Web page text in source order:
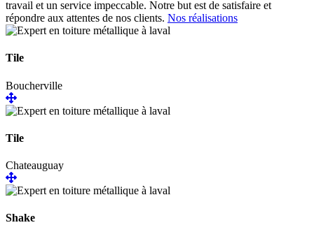
travail et un service impeccable. Notre but est de satisfaire et
répondre aux attentes de nos clients. Nos réalisations
Tile
Boucherville
Tile
Chateauguay
Shake